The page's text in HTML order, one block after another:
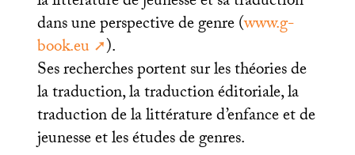
dans une perspective de genre (www.g-
book.eu
).
Ses recherches portent sur les théories de
la traduction, la traduction éditoriale, la
traduction de la littérature d’enfance et de
jeunesse et les études de genres.